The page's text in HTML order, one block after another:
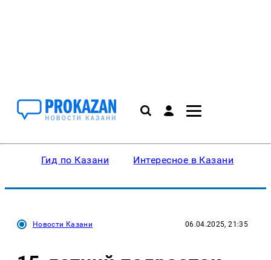
Гид по Казани Интересное в Казани
Новости Казани 06.04.2025, 21:35